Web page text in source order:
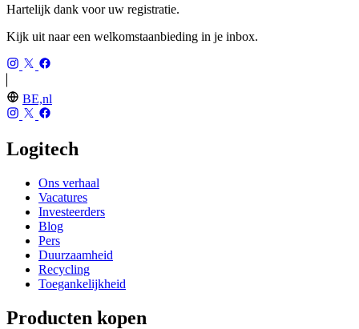
Hartelijk dank voor uw registratie.
Kijk uit naar een welkomstaanbieding in je inbox.
BE,nl
Logitech
Ons verhaal
Vacatures
Investeerders
Blog
Pers
Duurzaamheid
Recycling
Toegankelijkheid
Producten kopen